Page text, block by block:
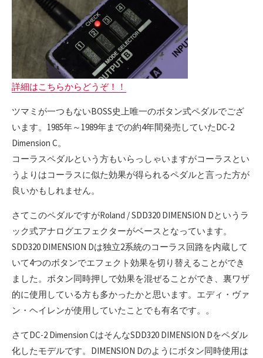
詳細はこちらからどうぞ！！
ツマミが一つもないBOSS史上唯一のボタン式ペダルでござ
います。1985年～1989年までの約4年間発売していたDC-2
Dimension C。
コーラスペダルという方もいらっしゃいますがコーラスとい
うよりはコーラスに似た効果が得られるペダルと言った方が
良いかもしれません。
さてこのペダルですがRoland / SDD320 DIMENSION Dというラ
ック式アナログエフェクターがベースとなっています。
SDD320 DIMENSION Dは独立2系統のコーラス回路を内蔵して
いて4つのボタンでエフェクト効果を切り替えることができ
ました。ボタン同時押しで効果を混ぜることができ、裏ワザ
的に使用している方も多かったかと思います。エディ・ヴァ
ン・ヘイレンが使用していたことでも有名です。。
さてDC-2 Dimension CはそんなSDD320 DIMENSION Dをペダル
化したモデルです。DIMENSION Dのようにボタン同時使用は